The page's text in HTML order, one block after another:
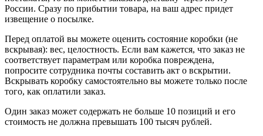
России. Сразу по прибытии товара, на ваш адрес придет
извещение о посылке.
Перед оплатой вы можете оценить состояние коробки (не
вскрывая): вес, целостность. Если вам кажется, что заказ не
соответствует параметрам или коробка повреждена,
попросите сотрудника почты составить акт о вскрытии.
Вскрывать коробку самостоятельно вы можете только после
того, как оплатили заказ.
Один заказ может содержать не больше 10 позиций и его
стоимость не должна превышать 100 тысяч рублей.